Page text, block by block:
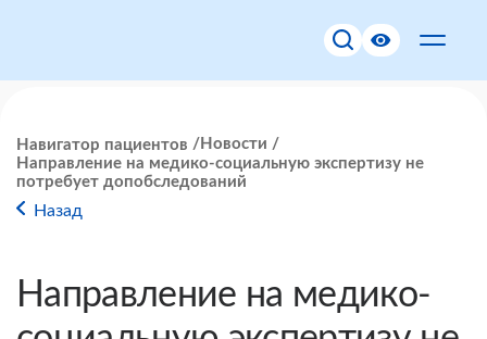
Навигатор пациентов
Новости
Направление на медико-социальную экспертизу не
потребует допобследований
Назад
Направление на медико-